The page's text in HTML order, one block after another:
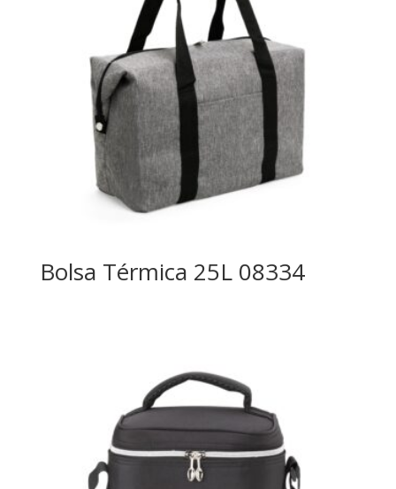
Bolsa Térmica 25L 08334